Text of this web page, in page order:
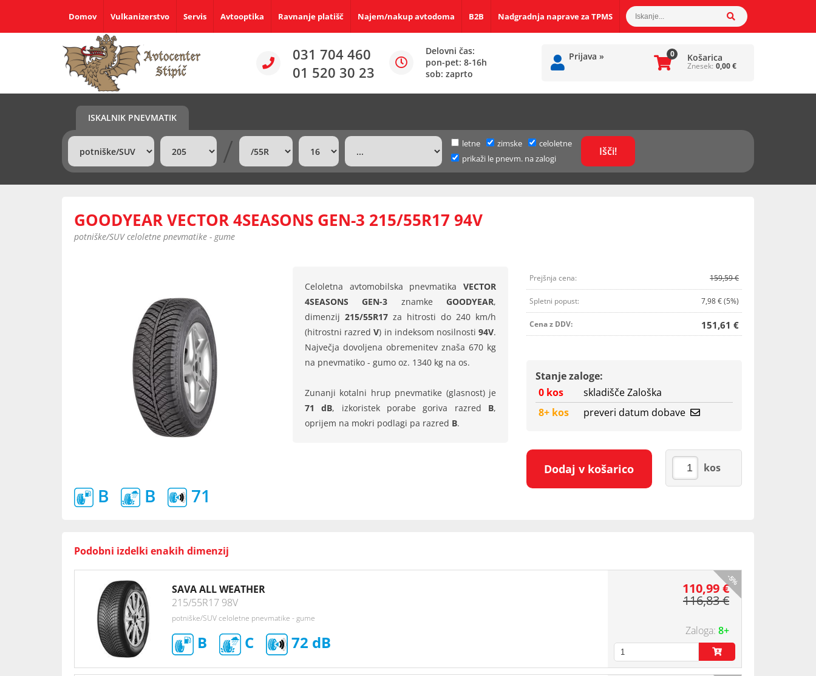
Domov Vulkanizerstvo Servis Avtooptika Ravnanje platišč Najem/nakup avtodoma B2B Nadgradnja naprave za TPMS
031 704 460
01 520 30 23
Delovni čas:
pon-pet: 8-16h
sob: zaprto
Prijava » Košarica
0
Znesek: 0,00€
ISKALNIK PNEVMATIK
/ letne zimske
celoletne
prikaži le pnevm. na zalogi
GOODYEAR VECTOR 4SEASONS GEN-3 215/55R17 94V
potniške/SUV celoletne pnevmatike - gume
Celoletna avtomobilska pnevmatikaVECTOR
4SEASONS GEN-3 znamkeGOODYEAR,
dimenzij215/55R17 za hitrosti do 240 km/h
(hitrostni razredV) in indeksom nosilnosti94V.
Največja dovoljena obremenitev znaša 670 kg
na pnevmatiko - gumo oz. 1340 kg na os.
Zunanji kotalni hrup pnevmatike (glasnost) je
71 dB, izkoristek porabe goriva razred B,
oprijem na mokri podlagi pa razred B.
Prejšnja cena: 159,59 €
Spletni popust: 7,98 € (5%)
Cena z DDV: 151,61 €
Stanje zaloge:
0 kos
skladišče Zaloška
8+ kos
preveri datum dobave
Dodaj v košarico kos
B B 71
Podobni izdelki enakih dimenzij
-5%
SAVA ALL WEATHER
215/55R17 98V
potniške/SUV celoletne pnevmatike - gume
B C 72
110,99 €
116,83 €
8+